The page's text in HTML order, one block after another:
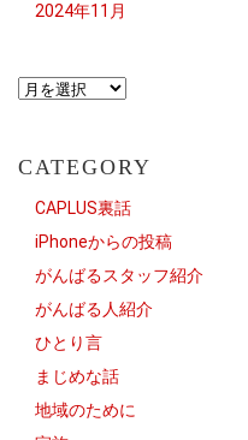
2024年11月
CATEGORY
CAPLUS裏話
iPhoneからの投稿
がんばるスタッフ紹介
がんばる人紹介
ひとり言
まじめな話
地域のために